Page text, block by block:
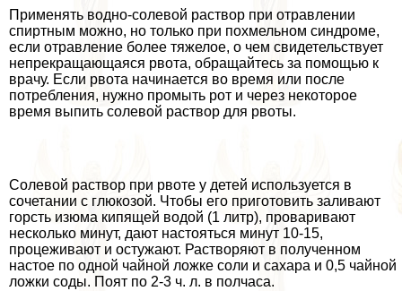
Применять водно-солевой раствор при отравлении
спиртным можно, но только при похмельном синдроме,
если отравление более тяжелое, о чем свидетельствует
непрекращающаяся рвота, обращайтесь за помощью к
врачу. Если рвота начинается во время или после
потрeбления, нужно промыть рот и через некоторое
время выпить солевой раствор для рвоты.
Солевой раствор при рвоте у детей используется в
сочетании с глюкозой. Чтобы его приготовить заливают
горсть изюма кипящей водой (1 литр), проваривают
несколько минут, дают настояться минут 10-15,
процеживают и остужают. Растворяют в полученном
настое по одной чайной ложке соли и сахара и 0,5 чайной
ложки соды. Поят по 2-3 ч. л. в полчаса.